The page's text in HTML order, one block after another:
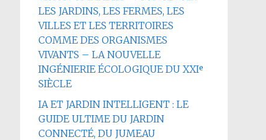
LES JARDINS, LES FERMES, LES
VILLES ET LES TERRITOIRES
COMME DES ORGANISMES
VIVANTS – LA NOUVELLE
INGÉNIERIE ÉCOLOGIQUE DU XXIᵉ
SIÈCLE
IA ET JARDIN INTELLIGENT : LE
GUIDE ULTIME DU JARDIN
CONNECTÉ, DU JUMEAU